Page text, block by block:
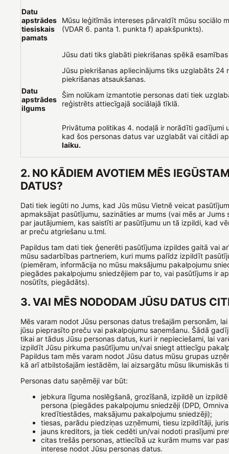
Datu
apstrādes
tiesiskais
pamats
Mūsu leģitīmās intereses pārvaldīt mūsu sociālo
(VDAR 6. panta 1. punkta f) apakšpunkts).
Datu
apstrādes
ilgums
Jūsu dati tiks glabāti piekrišanas spēkā
Jūsu piekrišanas apliecinājums tiks uzglabāts 24
piekrišanas atsaukšanas.
Šim nolūkam izmantotie personas dati tiek
reģistrēts attiecīgajā sociālajā tīklā.
Privātuma politikas 4. nodaļā ir norādīti gadījumi
kad šos personas datus var uzglabāt vai citādi
laiku.
2. NO KĀDIEM AVOTIEM MĒS
DATUS?
Dati tiek iegūti no Jums, kad Jūs mūsu Vietnē veicat
apmaksājat pasūtījumu, sazināties ar mums (vai mēs ar Jums
par jautājumiem, kas saistīti ar pasūtījumu un tā izpildi, kad
ar preču atgriešanu u.tml.
Papildus tam dati tiek ģenerēti pasūtījuma izpildes gaitā vai
mūsu sadarbības partneriem, kuri mums palīdz izpildīt
(piemēram, informācija no mūsu maksājumu pakalpojumu
piegādes pakalpojumu sniedzējiem par to, vai pasūtījums ir
nosūtīts, piegādāts).
3. VAI MĒS NODODAM JŪSU DATUS
Mēs varam nodot Jūsu personas datus trešajām personām,
jūsu pieprasīto preču vai pakalpojumu saņemšanu. Šādā
tikai ar tādus Jūsu personas datus, kuri ir nepieciešami, lai
izpildīt Jūsu pirkuma pasūtījumu un/vai sniegt attiecīgu
Papildus tam mēs varam nodot Jūsu datus mūsu grupas
kā arī atbilstošajām iestādēm, lai aizsargātu mūsu likumiskās
Personas datu saņēmēji var būt:
jebkura līguma noslēgšanā, grozīšanā, izpildē un
persona (piegādes pakalpojumu sniedzēji (DPD,
kredītiestādes, maksājumu pakalpojumu sniedzēji);
tiesas, parādu piedziņas uzņēmumi, tiesu izpildītāji,
jauns kreditors, ja tiek cedēti un/vai nodoti prasījumi
citas trešās personas, attiecībā uz kurām mums var
interese nodot Jūsu personas datus.